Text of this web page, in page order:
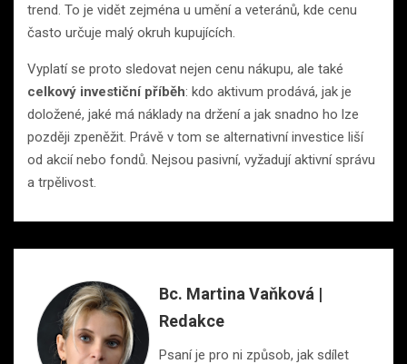
trend. To je vidět zejména u umění a veteránů, kde cenu
často určuje malý okruh kupujících.
Vyplatí se proto sledovat nejen cenu nákupu, ale také
celkový investiční příběh: kdo aktivum prodává, jak je
doložené, jaké má náklady na držení a jak snadno ho lze
později zpeněžit. Právě v tom se alternativní investice liší
od akcií nebo fondů. Nejsou pasivní, vyžadují aktivní správu
a trpělivost.
Bc. Martina Vaňková |
Redakce
Psaní je pro ni způsob, jak sdílet